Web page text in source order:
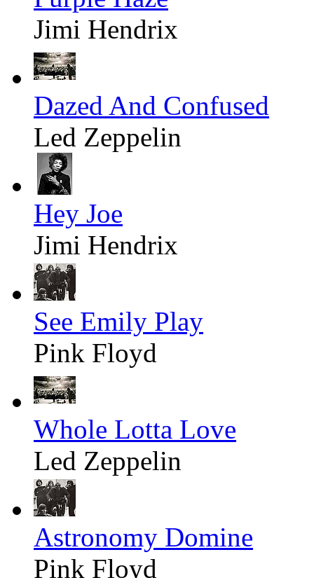
Jimi Hendrix
Dazed And Confused
Led Zeppelin
Hey Joe
Jimi Hendrix
See Emily Play
Pink Floyd
Whole Lotta Love
Led Zeppelin
Astronomy Domine
Pink Floyd